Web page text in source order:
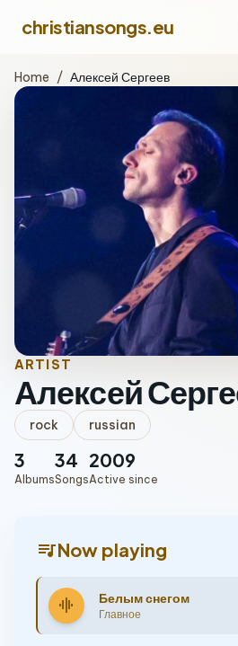
christiansongs.eu
Home / Алексей Сергеев
ARTIST
Алексей
rock russian
3
Albums
34
Songs
2009
Active since
queue_musicNow playing
graphic_eq Белым снегом
Главное